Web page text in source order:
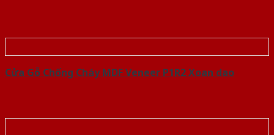
Cửa Gỗ Chống Cháy MDF Veneer P1R2 Xoan dao